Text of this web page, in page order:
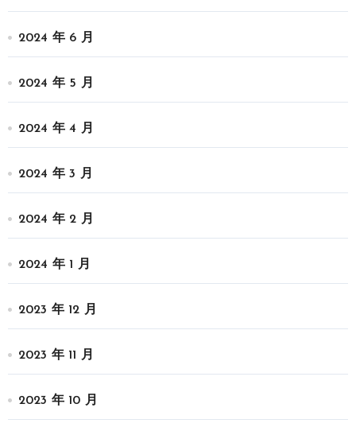
2024 年 6 月
2024 年 5 月
2024 年 4 月
2024 年 3 月
2024 年 2 月
2024 年 1 月
2023 年 12 月
2023 年 11 月
2023 年 10 月